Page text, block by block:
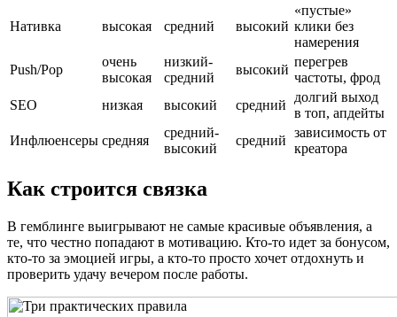
Нативка высокая средний высокий
«пустые»
клики без
намерения
Push/Pop
очень
высокая
низкий-
средний
высокий
перегрев
частоты, фрод
SEO
низкая высокий средний
долгий выход
в топ, апдейты
Инфлюенсеры средняя
средний-
высокий
средний
зависимость от
креатора
Как строится связка
В гемблинге выигрывают не самые красивые объявления, а
те, что честно попадают в мотивацию. Кто-то идет за бонусом,
кто-то за эмоцией игры, а кто-то просто хочет отдохнуть и
проверить удачу вечером после работы.